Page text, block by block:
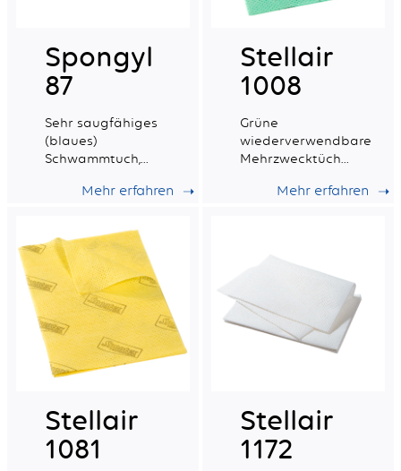
Spongyl
87
Sehr saugfähiges
(blaues)
Schwammtuch,
einemMehr erfahren
Stellair
1008
Grüne
wiederverwendbare
Mehrzwecktücher
Mehr erfahren
Stellair
1081
Stellair
1172